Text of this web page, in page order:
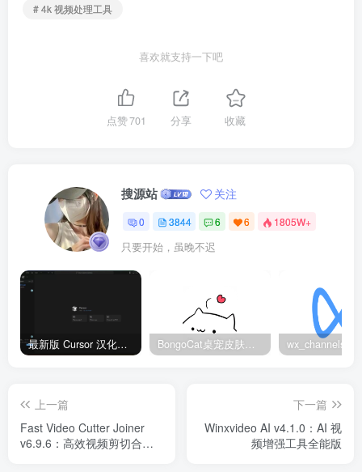
# 4k 视频处理工具
喜欢就支持一下吧
点赞701 分享 收藏
搜源站 关注
0 3844 6 6 1805W+
只要开始，虽晚不迟
最新版 Cursor 汉化设置中文教程（两种简单方法，附中文语言包下载） BongoCat桌宠皮肤包大全：20款主题皮肤免费下载
上一篇
Fast Video Cutter Joiner
v6.9.6：高效视频剪切合并
下一篇
Winxvideo AI v4.1.0：AI 视
频增强工具全能版